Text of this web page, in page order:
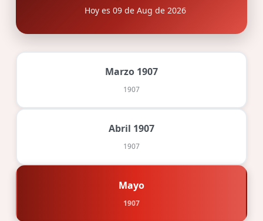
Hoy es 09 de Aug de 2026
Marzo 1907
1907
Abril 1907
1907
Mayo
1907